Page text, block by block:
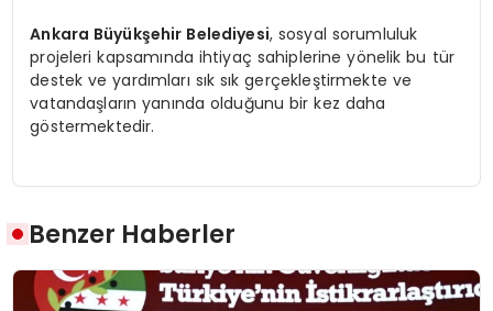
Ankara Büyükşehir Belediyesi, sosyal sorumluluk
projeleri kapsamında ihtiyaç sahiplerine yönelik bu tür
destek ve yardımları sık sık gerçekleştirmekte ve
vatandaşların yanında olduğunu bir kez daha
göstermektedir.
Benzer Haberler